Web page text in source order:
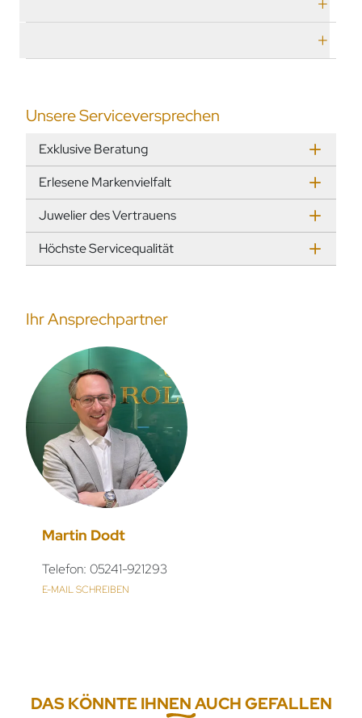
Ihr Ansprechpartner
Martin Dodt
Telefon: 05241-921293
E-MAIL SCHREIBEN
Unsere Serviceversprechen
Exklusive Beratung
Erlesene Markenvielfalt
Juwelier des Vertrauens
Höchste Servicequalität
DAS KÖNNTE IHNEN AUCH GEFALLEN